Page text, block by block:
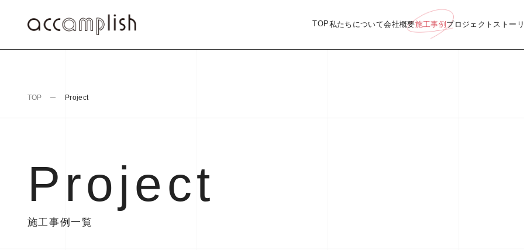
TOP私たちについて会社概要施工事例 プロジェクトストー
TOP Project
Project
施工事例一覧